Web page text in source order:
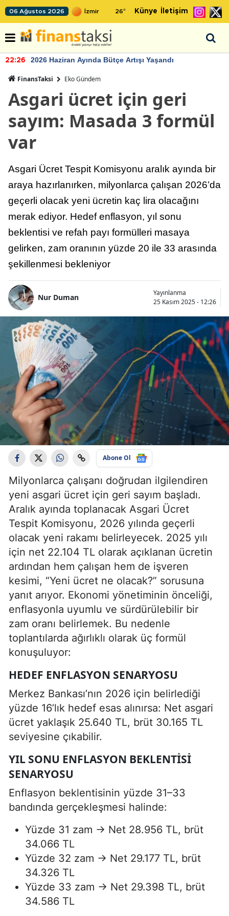
06 Ağustos 2026 26° Künye İletişim
22:26 2026 Haziran Ayında Bütçe Artışı Yaşandı
FinansTaksi Eko Gündem
Asgari ücret için geri
sayım: Masada 3 formül
var
Asgari Ücret Tespit Komisyonu aralık ayında bir
araya hazırlanırken, milyonlarca çalışan 2026’da
geçerli olacak yeni ücretin kaç lira olacağını
merak ediyor. Hedef enflasyon, yıl sonu
beklentisi ve refah payı formülleri masaya
gelirken, zam oranının yüzde 20 ile 33 arasında
şekillenmesi bekleniyor
Nur Duman
Yayınlanma
25 Kasım 2025 - 12:26
Abone Ol
Milyonlarca çalışanı doğrudan ilgilendiren
yeni asgari ücret için geri sayım başladı.
Aralık ayında toplanacak Asgari Ücret
Tespit Komisyonu, 2026 yılında geçerli
olacak yeni rakamı belirleyecek. 2025 yılı
için net 22.104 TL olarak açıklanan ücretin
ardından hem çalışan hem de işveren
kesimi, “Yeni ücret ne olacak?” sorusuna
yanıt arıyor. Ekonomi yönetiminin önceliği,
enflasyonla uyumlu ve sürdürülebilir bir
zam oranı belirlemek. Bu nedenle
toplantılarda ağırlıklı olarak üç formül
konuşuluyor:
HEDEF ENFLASYON SENARYOSU
Merkez Bankası’nın 2026 için belirlediği
yüzde 16’lık hedef esas alınırsa: Net asgari
ücret yaklaşık 25.640 TL, brüt 30.165 TL
seviyesine çıkabilir.
YIL SONU ENFLASYON BEKLENTISI
SENARYOSU
Enflasyon beklentisinin yüzde 31–33
bandında gerçekleşmesi halinde:
Yüzde 31 zam → Net 28.956 TL, brüt
34.066 TL
Yüzde 32 zam → Net 29.177 TL, brüt
34.326 TL
Yüzde 33 zam → Net 29.398 TL, brüt
34.586 TL